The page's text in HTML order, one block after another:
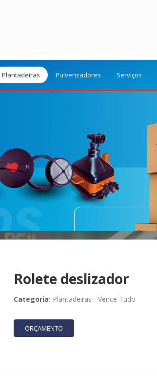
Plantadeiras Pulverizadores Serviços
Rolete deslizador
Categoria: Plantadeiras - Vence Tudo
ORÇAMENTO